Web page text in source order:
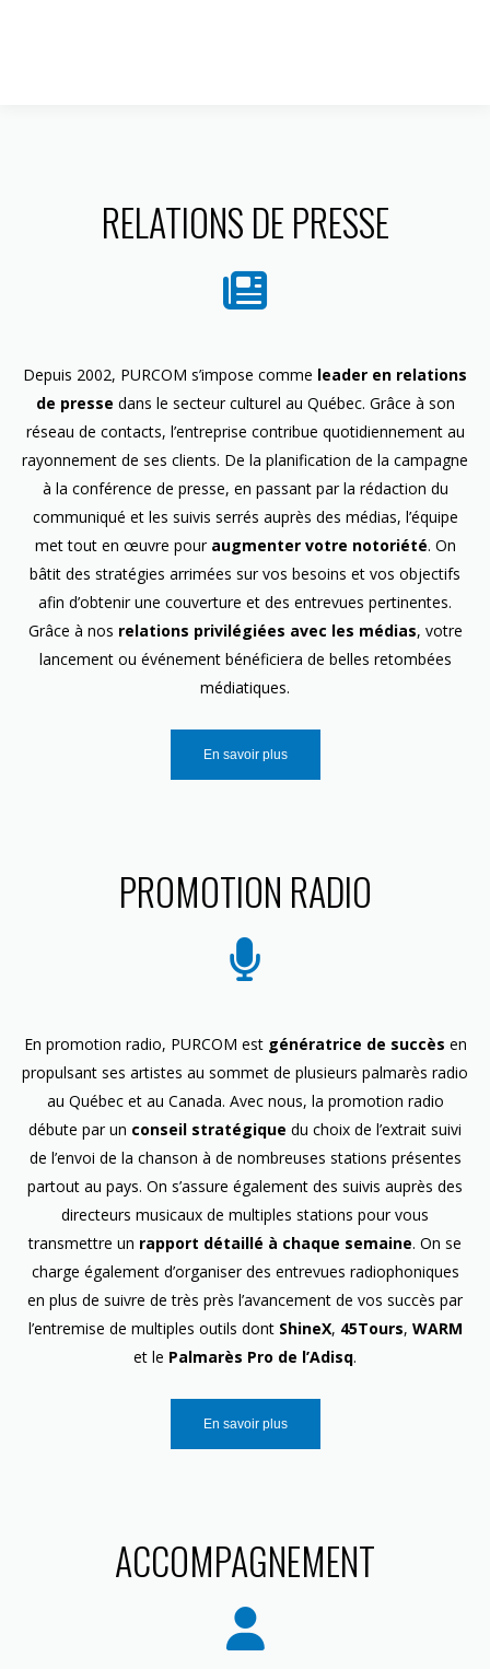
RELATIONS DE PRESSE
Depuis 2002, PURCOM s’impose comme leader en relations
de presse dans le secteur culturel au Québec. Grâce à son
réseau de contacts, l’entreprise contribue quotidiennement au
rayonnement de ses clients. De la planification de la campagne
à la conférence de presse, en passant par la rédaction du
communiqué et les suivis serrés auprès des médias, l’équipe
met tout en œuvre pour augmenter votre notoriété. On
bâtit des stratégies arrimées sur vos besoins et vos objectifs
afin d’obtenir une couverture et des entrevues pertinentes.
Grâce à nos relations privilégiées avec les médias, votre
lancement ou événement bénéficiera de belles retombées
médiatiques.
En savoir plus
PROMOTION RADIO
En promotion radio, PURCOM est génératrice de succès en
propulsant ses artistes au sommet de plusieurs palmarès radio
au Québec et au Canada. Avec nous, la promotion radio
débute par un conseil stratégique du choix de l’extrait suivi
de l’envoi de la chanson à de nombreuses stations présentes
partout au pays. On s’assure également des suivis auprès des
directeurs musicaux de multiples stations pour vous
transmettre un rapport détaillé à chaque semaine. On se
charge également d’organiser des entrevues radiophoniques
en plus de suivre de très près l’avancement de vos succès par
l’entremise de multiples outils dont ShineX, 45Tours, WARM
et le Palmarès Pro de l’Adisq.
En savoir plus
ACCOMPAGNEMENT